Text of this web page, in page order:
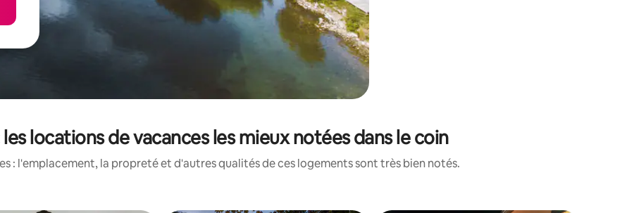
locations de vacances les mieux notées dans le coin
: l'emplacement, la propreté et d'autres qualités de ces logements sont très bien notés.